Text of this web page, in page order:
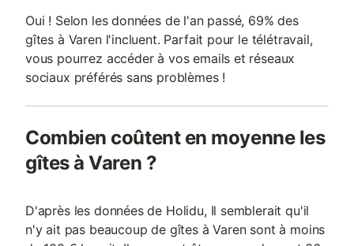
Oui ! Selon les données de l'an passé, 69% des
gîtes à Varen l'incluent. Parfait pour le télétravail,
vous pourrez accéder à vos emails et réseaux
sociaux préférés sans problèmes !
Combien coûtent en moyenne les
gîtes à Varen ?
D'après les données de Holidu, Il semblerait qu'il
n'y ait pas beaucoup de gîtes à Varen sont à moins